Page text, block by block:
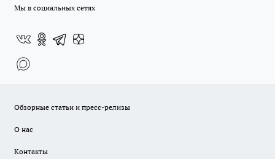
Мы в социальных сетях
Обзорные статьи и пресс-релизы
О нас
Контакты